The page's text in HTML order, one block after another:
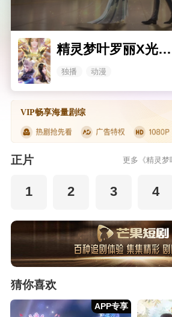
精灵梦叶罗丽X光浮尘
独播 动漫
VIP畅享海量剧综
正片 更多《精灵梦
1 2 3 4
猜你喜欢
APP专享